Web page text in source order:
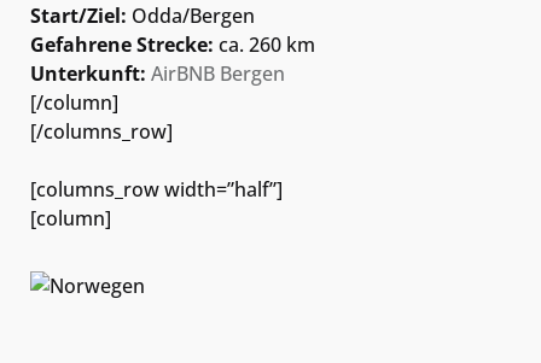
Start/Ziel: Odda/Bergen
Gefahrene Strecke: ca. 260 km
Unterkunft: AirBNB Bergen
[/column]
[/columns_row]
[columns_row width=”half”]
[column]